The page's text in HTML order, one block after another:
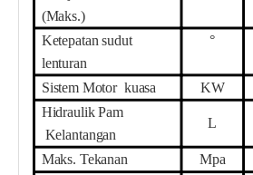
(Maks.)
Ketepatan sudut
lenturan
°
Sistem Motorkuasa KW
HidraulikPam
Kelantangan
L
Maks. Tekanan Mpa